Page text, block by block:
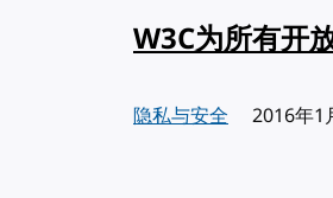
W3C为所有开
隐私与安全 发布:
2016年1